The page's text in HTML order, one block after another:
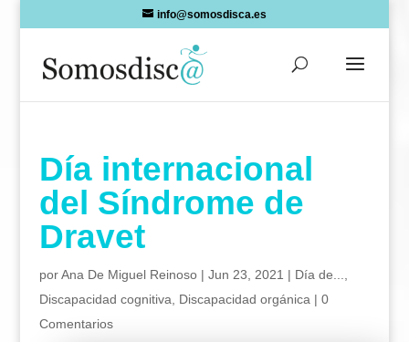
info@somosdisca.es
Día internacional
del Síndrome de
Dravet
porAna De Miguel Reinoso| Jun 23, 2021 | Día de...
Discapacidad cognitiva
Discapacidad orgánica | 0
Comentarios